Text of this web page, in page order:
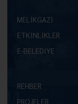
MELİKGAZİ
ETKİNLİKLER
E-BELEDİYE
REHBER
PROJELER